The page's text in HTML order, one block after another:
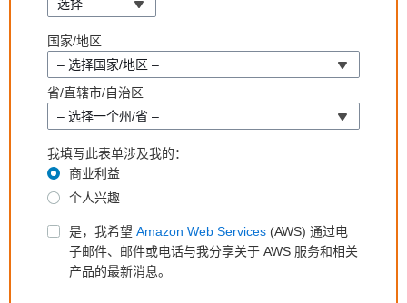
选择
国家/地区
– 选择国家/地区 –
省/直辖市/自治区
– 选择一个州/省 –
我填写此表单涉及我的：
商业利益
个人兴趣
是，我希望 Amazon Web Services (AWS) 通过电
子邮件、邮件或电话与我分享关于 AWS 服务和相关
产品的最新消息。